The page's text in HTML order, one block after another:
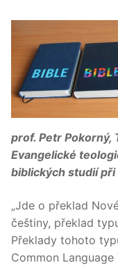
prof. Petr Pokorný,
Evangelické
biblických studií
„Jde o překlad
češtiny, překlad
Překlady tohoto
Common